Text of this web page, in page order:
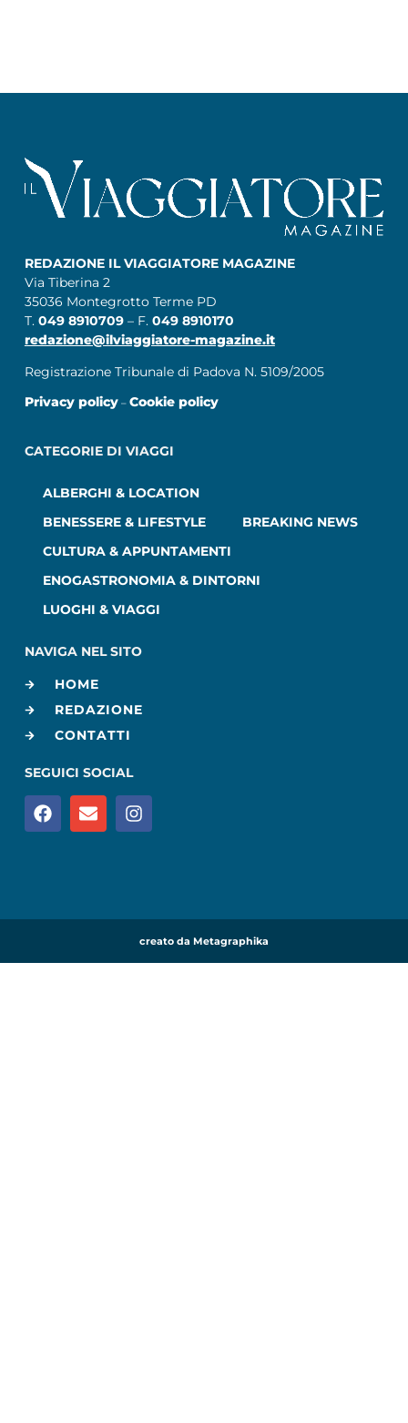
REDAZIONE IL VIAGGIATORE MAGAZINE
Via Tiberina 2
35036 Montegrotto Terme PD
T. 049 8910709 – F. 049 8910170
redazione@ilviaggiatore-magazine.it
Registrazione Tribunale di Padova N. 5109/2005
Privacy policy– Cookie policy
CATEGORIE DI VIAGGI
ALBERGHI & LOCATION
BENESSERE & LIFESTYLE
BREAKING NEWS
CULTURA & APPUNTAMENTI
ENOGASTRONOMIA & DINTORNI
LUOGHI & VIAGGI
NAVIGA NEL SITO
HOME
REDAZIONE
CONTATTI
SEGUICI SOCIAL
creato da Metagraphika